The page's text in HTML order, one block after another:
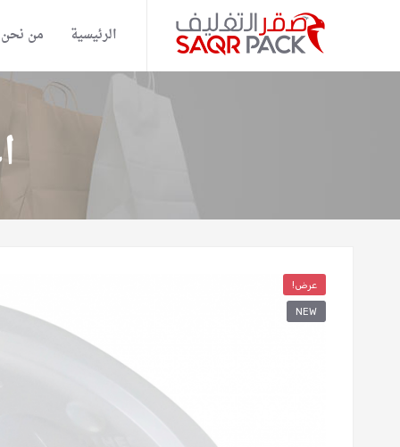
الرئيسية من نحن
عرض!
NEW